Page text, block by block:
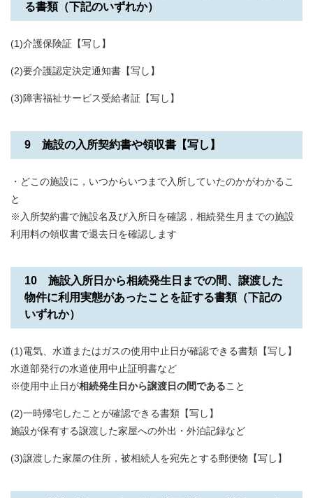
る書類（下記のいずれか）
(1)介護保険証【写し】
(2)要介護認定決定通知書【写し】
(3)障害福祉サービス受給者証【写し】
9 施設の入所契約書や領収書【写し】
・どこの施設に，いつからいつまで入所していたのかがわかるこ
と
※入所契約書で施設名及び入所日を確認，相続発生月までの施設
利用料の領収書で退去日を確認します
10 施設入所日から相続発生日までの間、譲渡した
物件に利用実態があったことを証する書類（下記の
いずれか）
(1)電気、水道またはガスの使用中止日が確認できる書類【写し】
​​水道部発行の水道使用中止証明書など
※使用中止日が相続発生日から譲渡日の間であること
(2)一時帰宅したことが確認できる書類【写し】
施設が保有する譲渡した家屋への外出・外泊記録など
(3)譲渡した家屋の住所，被相続人を宛先とする郵便物【写し】